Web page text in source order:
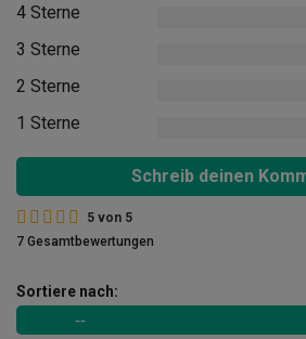
4 Sterne
3 Sterne
2 Sterne
1 Sterne
Schreib deinen
5 von 5
7 Gesamtbewertungen
Sortiere nach: